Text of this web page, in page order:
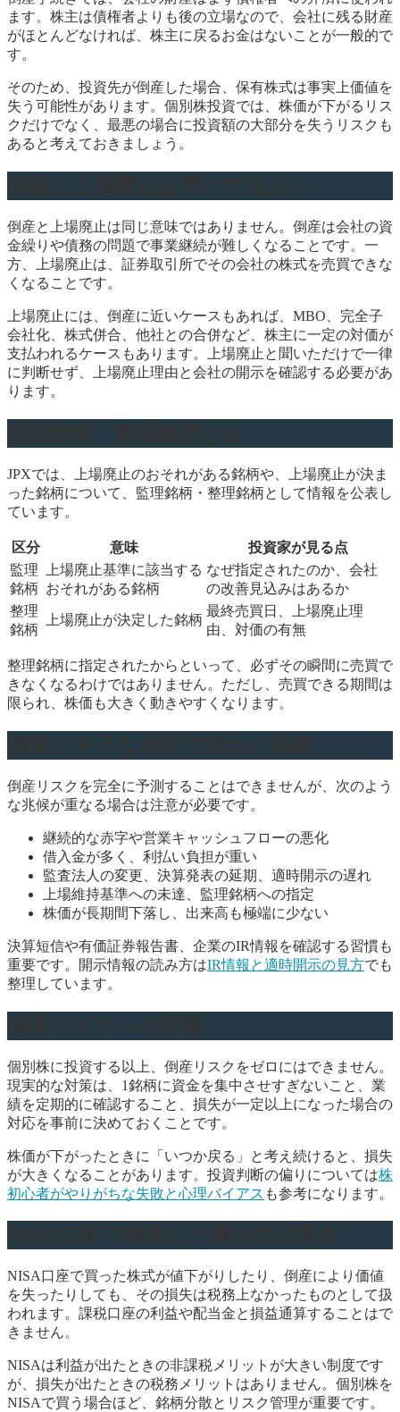
ます。株主は債権者よりも後の立場なので、会社に残る財産
がほとんどなければ、株主に戻るお金はないことが一般的で
す。
そのため、投資先が倒産した場合、保有株式は事実上価値を
失う可能性があります。個別株投資では、株価が下がるリス
クだけでなく、最悪の場合に投資額の大部分を失うリスクも
あると考えておきましょう。
倒産と上場廃止は同じ意味ではありません。倒産は会社の資
金繰りや債務の問題で事業継続が難しくなることです。一
方、上場廃止は、証券取引所でその会社の株式を売買できな
くなることです。
上場廃止には、倒産に近いケースもあれば、MBO、完全子
会社化、株式併合、他社との合併など、株主に一定の対価が
支払われるケースもあります。上場廃止と聞いただけで一律
に判断せず、上場廃止理由と会社の開示を確認する必要があ
ります。
JPXでは、上場廃止のおそれがある銘柄や、上場廃止が決ま
った銘柄について、監理銘柄・整理銘柄として情報を公表し
ています。
区分 意味
投資家が見る点
監理
銘柄
上場廃止基準に該当する
おそれがある銘柄
なぜ指定されたのか、会社
の改善見込みはあるか
整理
銘柄
上場廃止が決定した銘柄
最終売買日、上場廃止理
由、対価の有無
整理銘柄に指定されたからといって、必ずその瞬間に売買で
きなくなるわけではありません。ただし、売買できる期間は
限られ、株価も大きく動きやすくなります。
倒産リスクを完全に予測することはできませんが、次のよう
な兆候が重なる場合は注意が必要です。
継続的な赤字や営業キャッシュフローの悪化
借入金が多く、利払い負担が重い
監査法人の変更、決算発表の延期、適時開示の遅れ
上場維持基準への未達、監理銘柄への指定
株価が長期間下落し、出来高も極端に少ない
決算短信や有価証券報告書、企業のIR情報を確認する習慣も
重要です。開示情報の読み方はIR情報と適時開示の見方でも
整理しています。
個別株に投資する以上、倒産リスクをゼロにはできません。
現実的な対策は、1銘柄に資金を集中させすぎないこと、業
績を定期的に確認すること、損失が一定以上になった場合の
対応を事前に決めておくことです。
株価が下がったときに「いつか戻る」と考え続けると、損失
が大きくなることがあります。投資判断の偏りについては株
初心者がやりがちな失敗と心理バイアス も参考になります。
NISA口座で買った株式が値下がりしたり、倒産により価値
を失ったりしても、その損失は税務上なかったものとして扱
われます。課税口座の利益や配当金と損益通算することはで
きません。
NISAは利益が出たときの非課税メリットが大きい制度です
が、損失が出たときの税務メリットはありません。個別株を
NISAで買う場合ほど、銘柄分散とリスク管理が重要です。